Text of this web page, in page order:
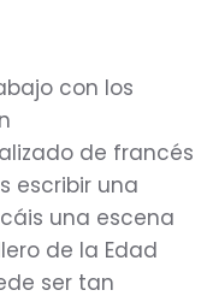
con los
de francés
escribir una
una escena
de la Edad
ser tan